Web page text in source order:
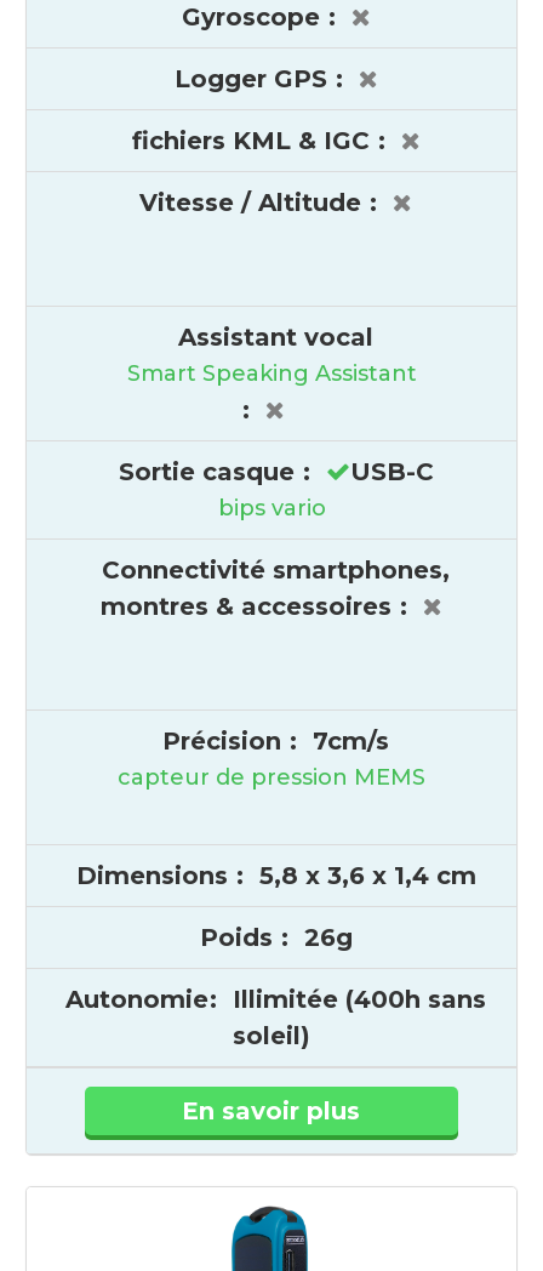
Gyroscope :
Logger GPS :
fichiers KML & IGC :
Vitesse / Altitude :
Assistant vocal
Smart Speaking Assistant
:
Sortie casque : USB-C
bips vario
Connectivité smartphones,
montres & accessoires :
Précision : 7cm/s
capteur de pression MEMS
Dimensions : 5,8 x 3,6 x 1,4 cm
Poids : 26g
Autonomie:
Illimitée (400h sans
soleil)
En savoir plus